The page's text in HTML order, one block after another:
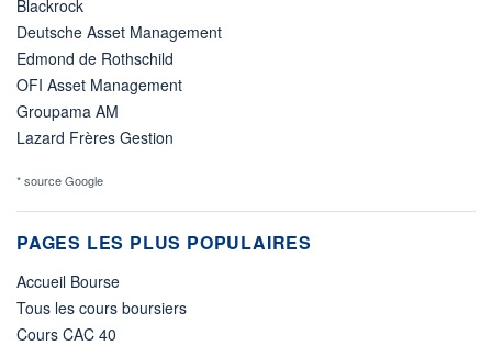
Blackrock
Deutsche Asset Management
Edmond de Rothschild
OFI Asset Management
Groupama AM
Lazard Frères Gestion
* source Google
PAGES LES PLUS POPULAIRES
Accueil Bourse
Tous les cours boursiers
Cours CAC 40